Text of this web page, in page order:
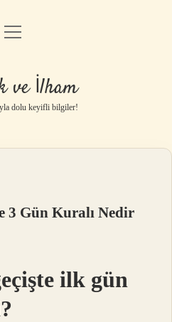
Politikası
Uyarı
menüyü
ve İlham
dolu keyifli bilgiler!
3 Gün Kuralı Nedir
ilk gün